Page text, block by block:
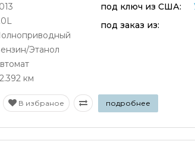
Этанол
км
под ключ из США:
под заказ из:
В избраное подробнее